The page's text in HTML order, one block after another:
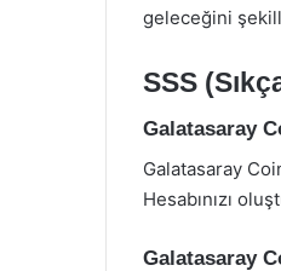
geleceğini
SSS
Galatasaray
Galatasaray
Hesabınızı
Galatasaray